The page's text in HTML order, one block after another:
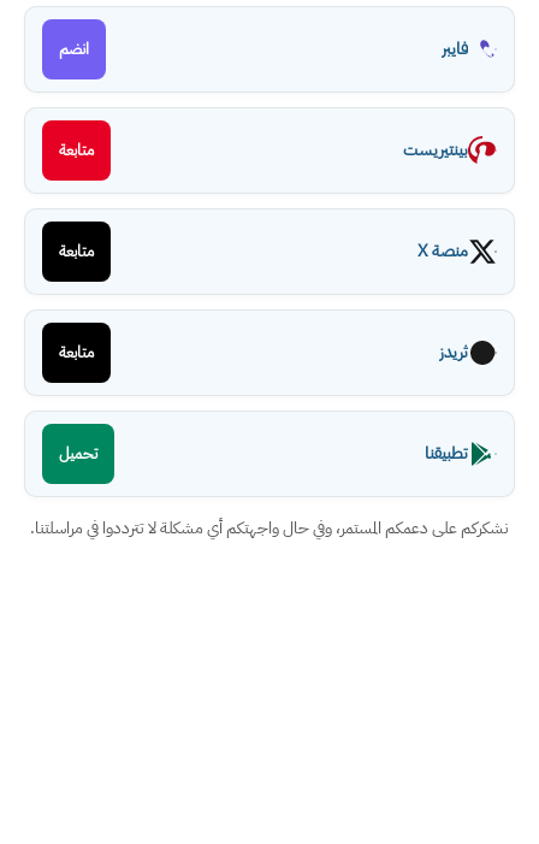
فايبر انضم
بينتيريست متابعة
منصة X متابعة
ثريدز متابعة
تطبيقنا تحميل
نشكركم على دعمكم المستمر، وفي حال واجهتكم أي مشكلة لا تترددوا في مراسلتنا.